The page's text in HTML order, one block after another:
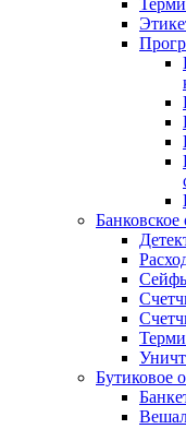
Банковское
Бутиковое